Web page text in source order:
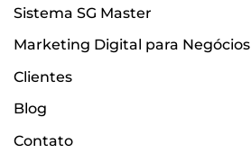
Sistema SG Master
Marketing Digital para Negócios
Clientes
Blog
Contato